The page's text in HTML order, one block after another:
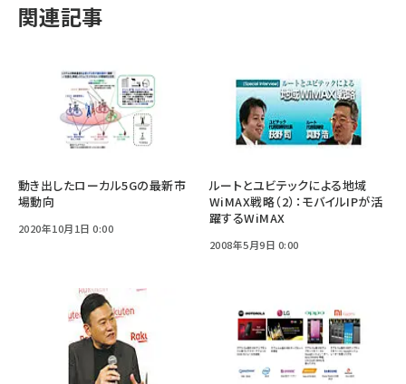
関連記事
動き出したローカル5Gの最新市
場動向
2020年10月1日 0:00
ルートとユビテックによる地域
WiMAX戦略（2）：モバイルIPが活
躍するWiMAX
2008年5月9日 0:00